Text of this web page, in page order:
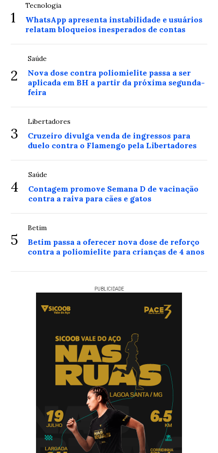
1
Tecnologia
WhatsApp apresenta instabilidade e usuários
relatam bloqueios inesperados de contas
2
Saúde
Nova dose contra poliomielite passa a ser
aplicada em BH a partir da próxima segunda-
feira
3
Libertadores
Cruzeiro divulga venda de ingressos para
duelo contra o Flamengo pela Libertadores
4
Saúde
Contagem promove Semana D de vacinação
contra a raiva para cães e gatos
5
Betim
Betim passa a oferecer nova dose de reforço
contra a poliomielite para crianças de 4 anos
PUBLICIDADE